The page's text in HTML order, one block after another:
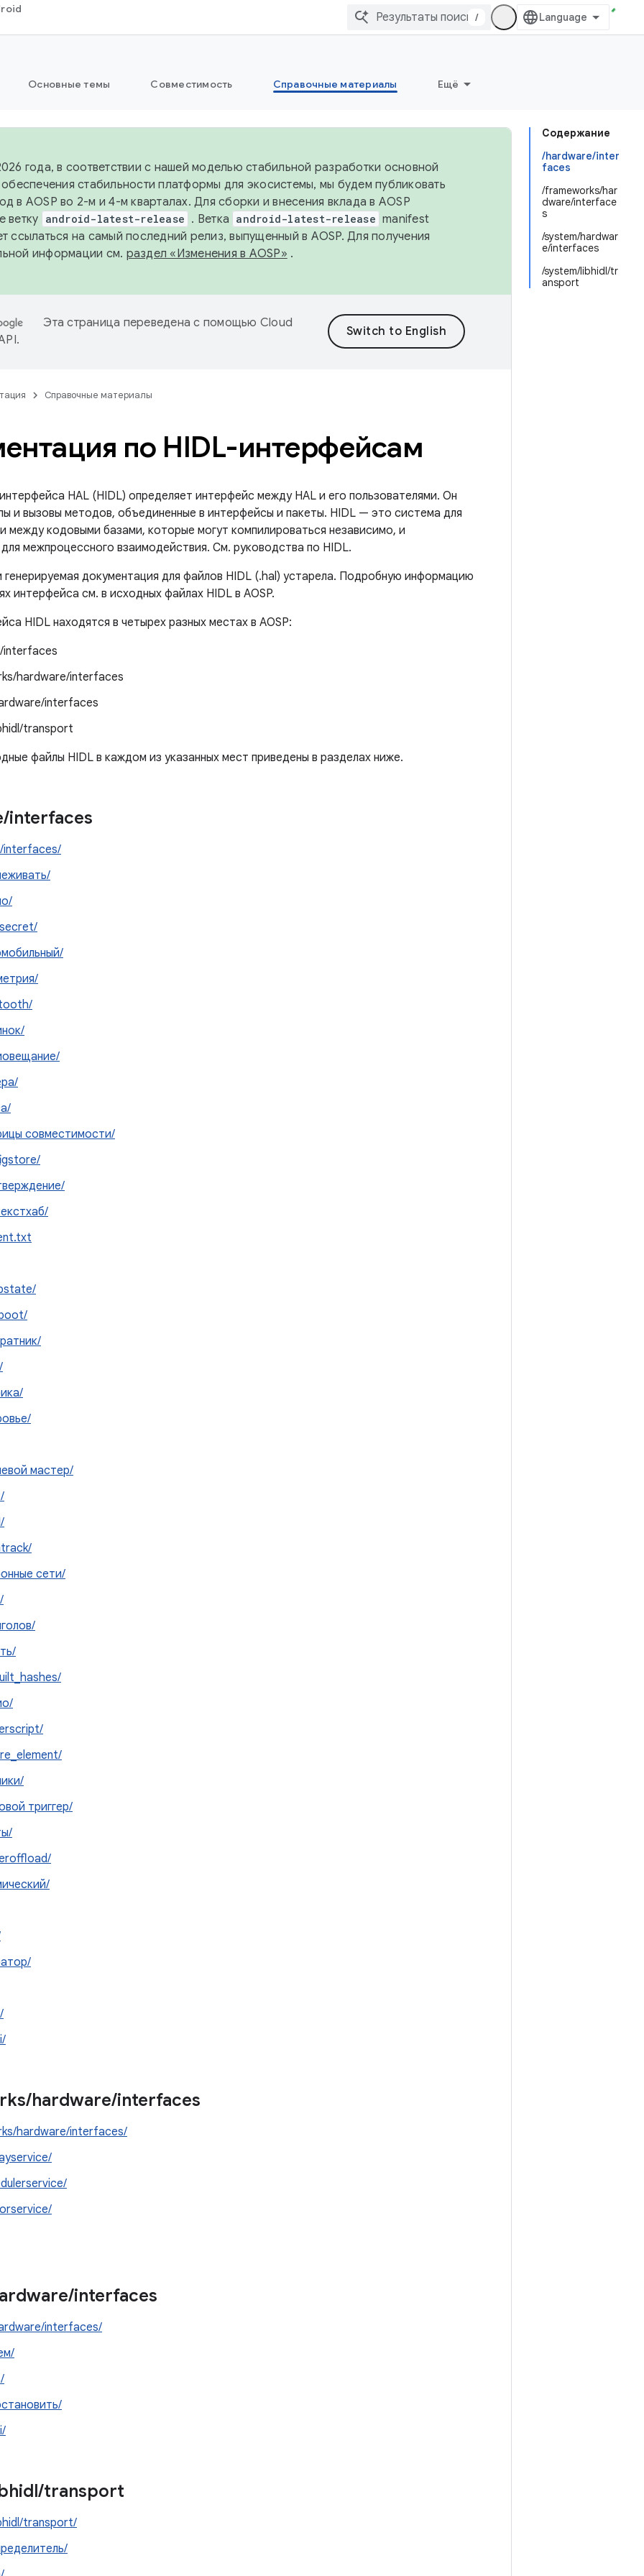
/
Основные темы Совместимость Справочные материалы Ещё
Содержание
/hardware/inter
faces
/frameworks/har
dware/interface
s
/system/hardwar
e/interfaces
/system/libhidl/tr
ansport
года, в соответствии с нашей моделью стабильной разработки основной
обеспечения стабильности платформы для экосистемы, мы будем публиковать
в AOSP во 2-м и 4-м кварталах. Для сборки и внесения вклада в AOSP
ветку android-latest-release . Ветка android-latest-release manifest
ссылаться на самый последний релиз, выпущенный в AOSP. Для получения
информации см. раздел «Изменения в AOSP» .
Эта страница переведена с помощью Cloud
.
Справочные материалы
по HIDL-интерфейсам
HAL (HIDL) определяет интерфейс между HAL и его пользователями. Он
и вызовы методов, объединенные в интерфейсы и пакеты. HIDL — это система для
между кодовыми базами, которые могут компилироваться независимо, и
межпроцессного взаимодействия. См. руководства по HIDL.
генерируемая документация для файлов HIDL (.hal) устарела. Подробную информацию
интерфейса см. в исходных файлах HIDL в AOSP.
HIDL находятся в четырех разных местах в AOSP:
interfaces
hardware/interfaces
interfaces
transport
файлы HIDL в каждом из указанных мест приведены в разделах ниже.
/interfaces
interfaces/
совместимости/
мастер/
сети/
триггер/
/hardware/interfaces
hardware/interfaces/
/interfaces
interfaces/
/transport
transport/